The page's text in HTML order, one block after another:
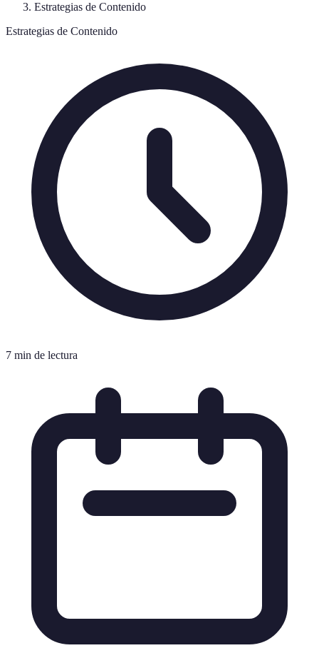
Estrategias de Contenido
Estrategias de Contenido
7 min de lectura